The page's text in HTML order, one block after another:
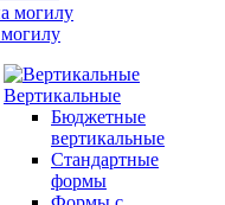
могилу
Вертикальные
Бюджетные
вертикальные
Стандартные
формы